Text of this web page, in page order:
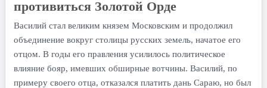
противиться Золотой Орде
Василий стал великим князем Московским и продолжил
объединение вокруг столицы русских земель, начатое его
отцом. В годы его правления усилилось политическое
влияние бояр, имевших обширные вотчины. Василий, по
примеру своего отца, отказался платить дань Сараю, но был